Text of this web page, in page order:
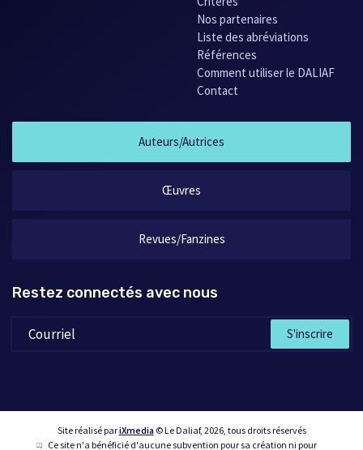
Nos partenaires
Liste des abréviations
Références
Comment utiliser le DALIAF
Contact
Auteurs/Autrices
Œuvres
Revues/Fanzines
Restez connectés avec nous
S'inscrire
Site réalisé pariXmedia© Le Daliaf, 2026, tous droits réservés
Ce site n'a bénéficié d'aucune subvention pour sa création ni pour